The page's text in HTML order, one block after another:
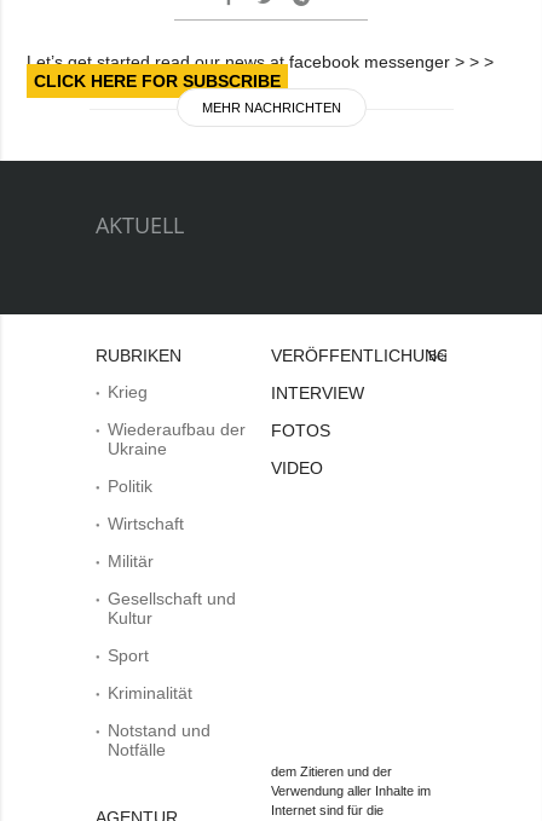
Let’s get started read our news at facebook messenger > > >
CLICK HERE FOR SUBSCRIBE
MEHR NACHRICHTEN
AKTUELL
RUBRIKEN
Krieg
Wiederaufbau der
Ukraine
Politik
Wirtschaft
Militär
Gesellschaft und
Kultur
Sport
Kriminalität
Notstand und
Notfälle
VERÖFFENTLICHUNGEN
INTERVIEW
FOTOS
VIDEO
Bei
dem Zitieren und der
Verwendung aller Inhalte im
Internet sind für die